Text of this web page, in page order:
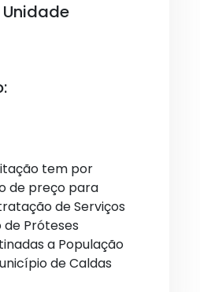
tem por
de preço para
de Serviços
Próteses
a População
de Caldas